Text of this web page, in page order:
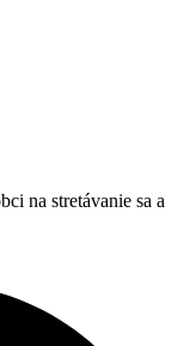
na stretávanie sa a